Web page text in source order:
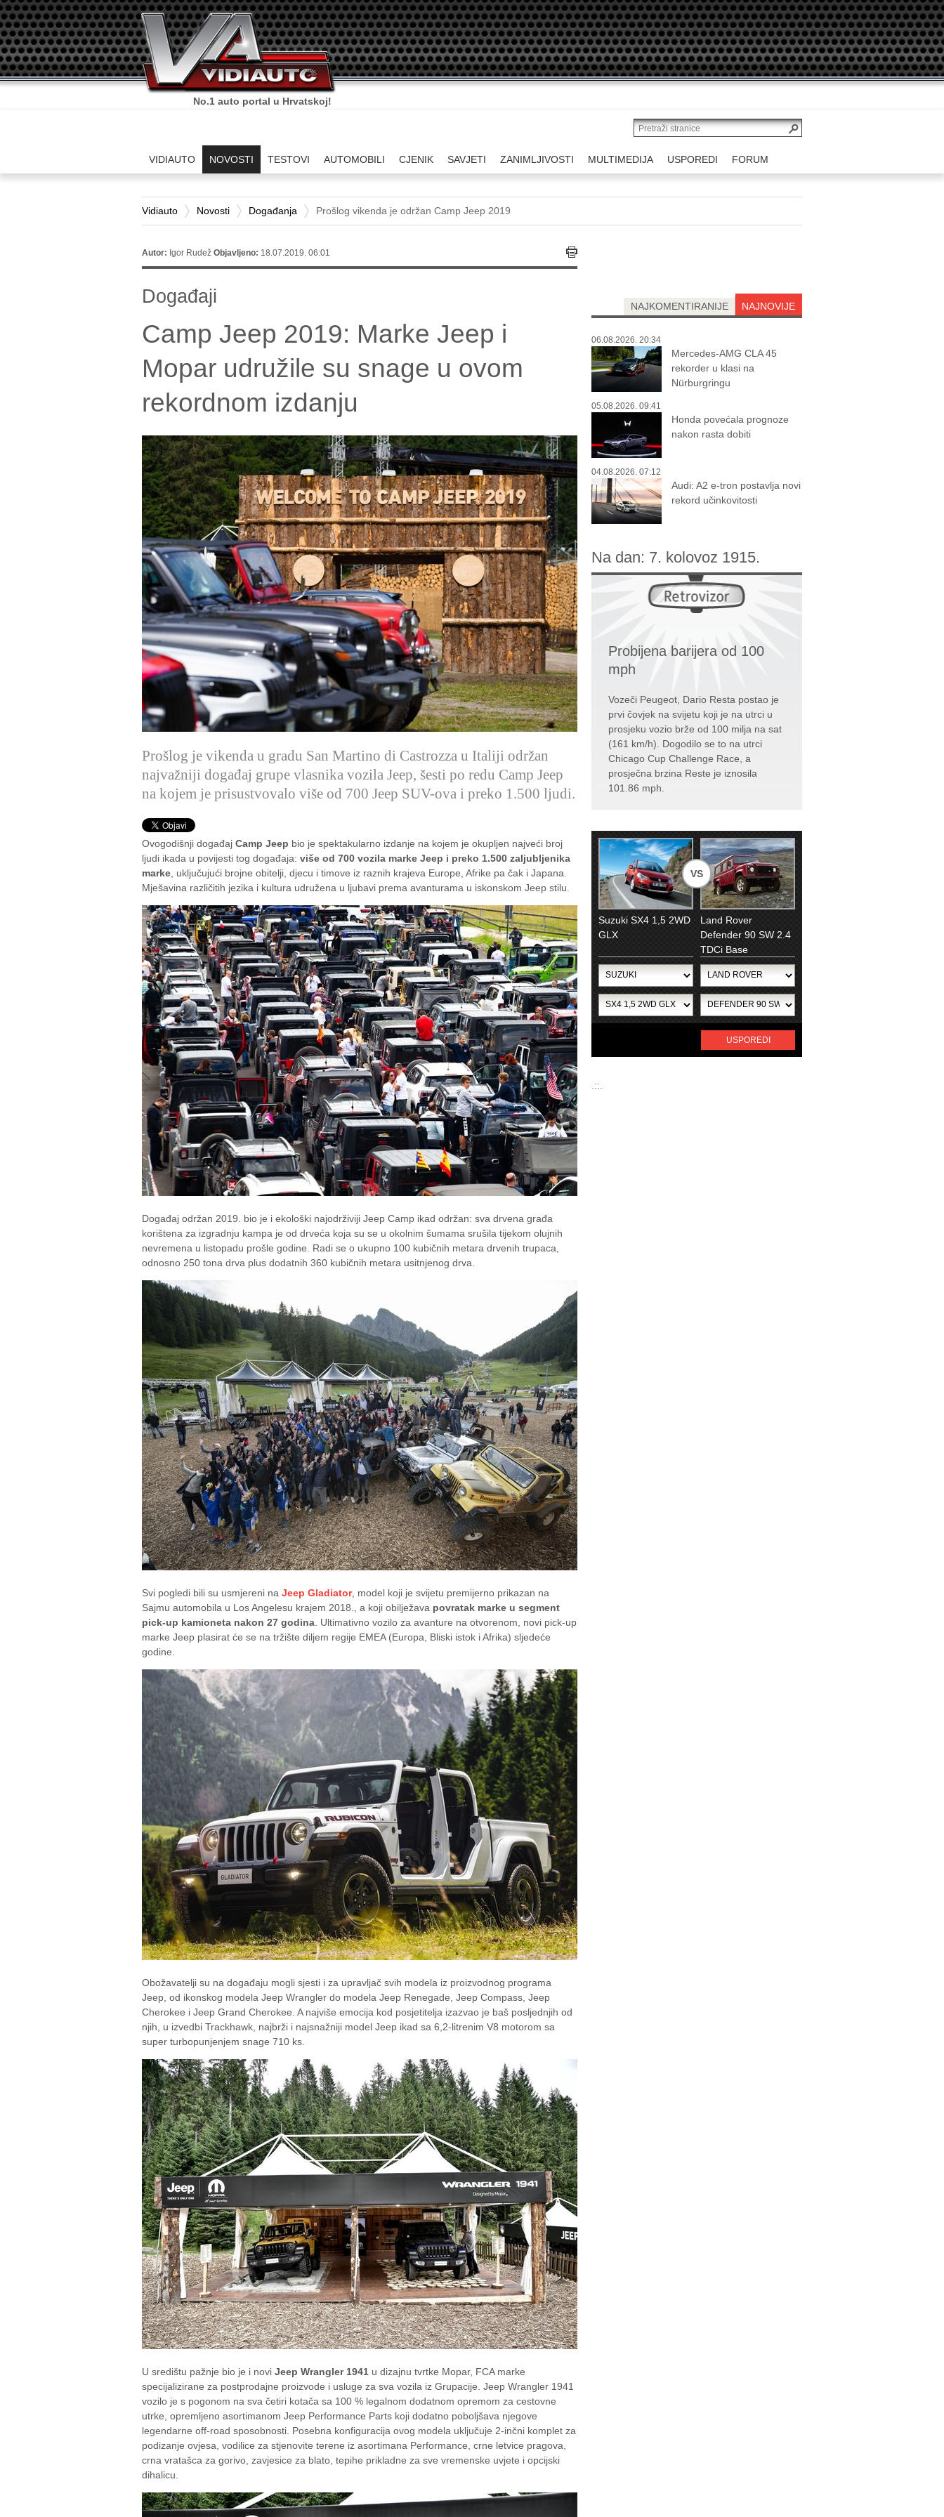
No.1 auto portal u Hrvatskoj!
VIDIAUTO NOVOSTI TESTOVI AUTOMOBILI CJENIK SAVJETI ZANIMLJIVOSTI MULTIMEDIJA USPOREDI FORUM
Vidiauto Novosti Događanja Prošlog vikenda je održan Camp Jeep 2019
Autor: Igor Rudež Objavljeno: 18.07.2019. 06:01
Događaji
Camp Jeep 2019: Marke Jeep i
Mopar udružile su snage u ovom
rekordnom izdanju
Prošlog je vikenda u gradu San Martino di Castrozza u Italiji održan
najvažniji događaj grupe vlasnika vozila Jeep, šesti po redu Camp Jeep
na kojem je prisustvovalo više od 700 Jeep SUV-ova i preko 1.500 ljudi.
Ovogodišnji događaj Camp Jeep bio je spektakularno izdanje na kojem je okupljen najveći broj
ljudi ikada u povijesti tog događaja: više od 700 vozila marke Jeep i preko 1.500 zaljubljenika
marke , uključujući brojne obitelji, djecu i timove iz raznih krajeva Europe, Afrike pa čak i Japana.
Mješavina različitih jezika i kultura udružena u ljubavi prema avanturama u iskonskom Jeep stilu.
Događaj održan 2019. bio je i ekološki najodrživiji Jeep Camp ikad održan: sva drvena građa
korištena za izgradnju kampa je od drveća koja su se u okolnim šumama srušila tijekom olujnih
nevremena u listopadu prošle godine. Radi se o ukupno 100 kubičnih metara drvenih trupaca,
odnosno 250 tona drva plus dodatnih 360 kubičnih metara usitnjenog drva.
Svi pogledi bili su usmjereni na Jeep Gladiator, model koji je svijetu premijerno prikazan na
Sajmu automobila u Los Angelesu krajem 2018., a koji obilježava povratak marke u segment
pick-up kamioneta nakon 27 godina . Ultimativno vozilo za avanture na otvorenom, novi pick-up
marke Jeep plasirat će se na tržište diljem regije EMEA (Europa, Bliski istok i Afrika) sljedeće
godine.
Obožavatelji su na događaju mogli sjesti i za upravljač svih modela iz proizvodnog programa
Jeep, od ikonskog modela Jeep Wrangler do modela Jeep Renegade, Jeep Compass, Jeep
Cherokee i Jeep Grand Cherokee. A najviše emocija kod posjetitelja izazvao je baš posljednjih od
njih, u izvedbi Trackhawk, najbrži i najsnažniji model Jeep ikad sa 6,2-litrenim V8 motorom sa
super turbopunjenjem snage 710 ks.
U središtu pažnje bio je i novi Jeep Wrangler 1941 u dizajnu tvrtke Mopar, FCA marke
specijalizirane za postprodajne proizvode i usluge za sva vozila iz Grupacije. Jeep Wrangler 1941
vozilo je s pogonom na sva četiri kotača sa 100 % legalnom dodatnom opremom za cestovne
utrke, opremljeno asortimanom Jeep Performance Parts koji dodatno poboljšava njegove
legendarne off-road sposobnosti. Posebna konfiguracija ovog modela uključuje 2-inčni komplet za
podizanje ovjesa, vodilice za stjenovite terene iz asortimana Performance, crne letvice pragova,
crna vratašca za gorivo, zavjesice za blato, tepihe prikladne za sve vremenske uvjete i opcijski
dihalicu.
NAJNOVIJE
NAJKOMENTIRANIJE
06.08.2026. 20:34
Mercedes-AMG CLA 45
rekorder u klasi na
Nürburgringu
05.08.2026. 09:41
Honda povećala prognoze
nakon rasta dobiti
04.08.2026. 07:12
Audi: A2 e-tron postavlja novi
rekord učinkovitosti
Na dan: 7. kolovoz 1915.
Probijena barijera od 100
mph
Vozeči Peugeot, Dario Resta postao je
prvi čovjek na svijetu koji je na utrci u
prosjeku vozio brže od 100 milja na sat
(161 km/h). Dogodilo se to na utrci
Chicago Cup Challenge Race, a
prosječna brzina Reste je iznosila
101.86 mph.
VS
Suzuki SX4 1,5 2WD
GLX
Land Rover
Defender 90 SW 2.4
TDCi Base
USPOREDI
.::.